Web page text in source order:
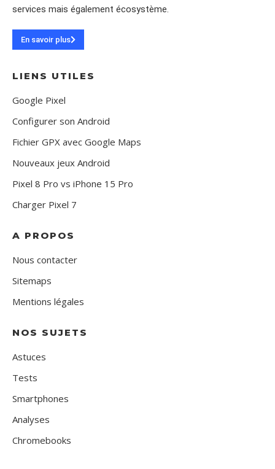
services mais également écosystème.
En savoir plus
LIENS UTILES
Google Pixel
Configurer son Android
Fichier GPX avec Google Maps
Nouveaux jeux Android
Pixel 8 Pro vs iPhone 15 Pro
Charger Pixel 7
A PROPOS
Nous contacter
Sitemaps
Mentions légales
NOS SUJETS
Astuces
Tests
Smartphones
Analyses
Chromebooks